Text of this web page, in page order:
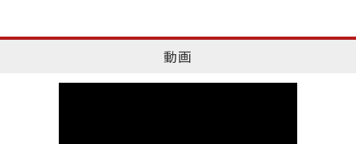
動画